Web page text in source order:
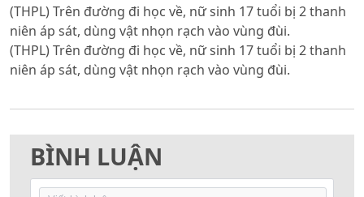
10s
10s
(THPL) Trên đường đi học về, nữ sinh 17 tuổi bị 2 thanh
niên áp sát, dùng vật nhọn rạch vào vùng đùi.
(THPL) Trên đường đi học về, nữ sinh 17 tuổi bị 2 thanh
niên áp sát, dùng vật nhọn rạch vào vùng đùi.
BÌNH LUẬN